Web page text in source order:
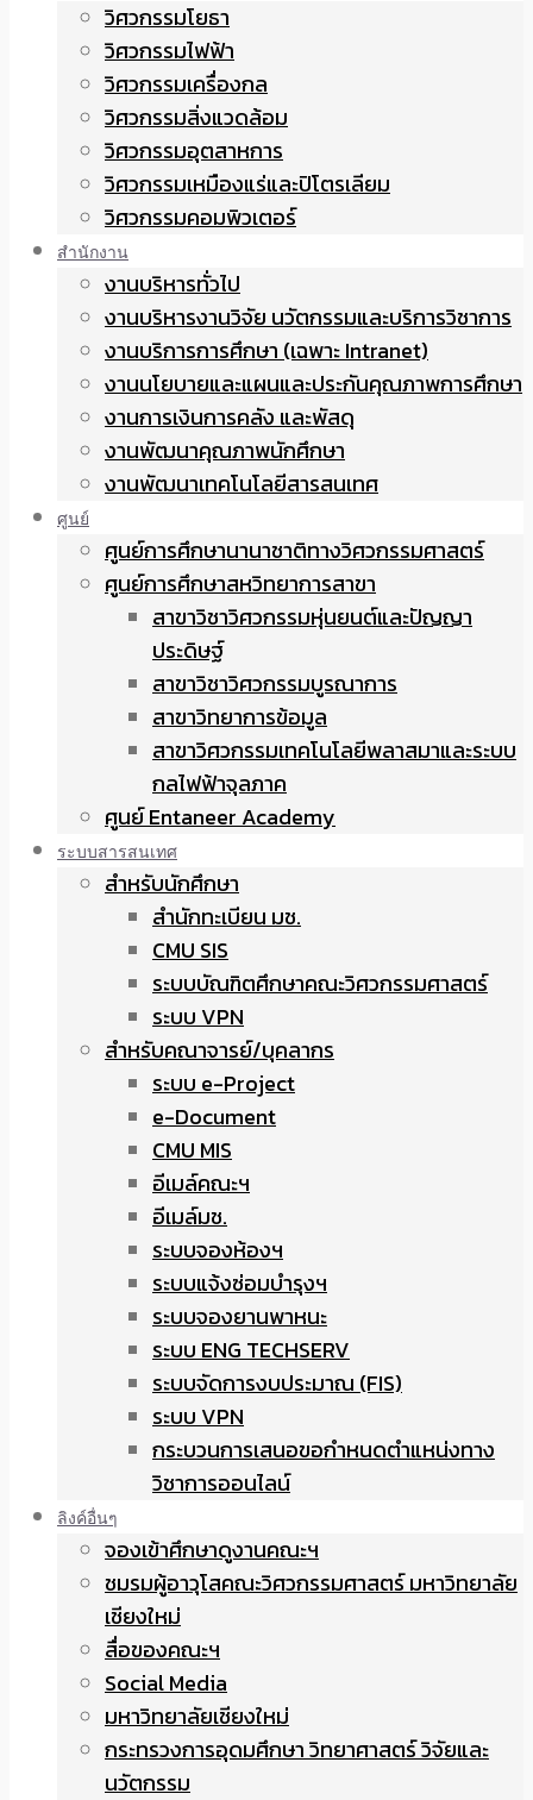
วิศวกรรมโยธา
วิศวกรรมไฟฟ้า
วิศวกรรมเครื่องกล
วิศวกรรมสิ่งแวดล้อม
วิศวกรรมอุตสาหการ
วิศวกรรมเหมืองแร่และปิโตรเลียม
วิศวกรรมคอมพิวเตอร์
สำนักงาน
งานบริหารทั่วไป
งานบริหารงานวิจัย นวัตกรรมและบริการวิชาการ
งานบริการการศึกษา (เฉพาะ Intranet)
งานนโยบายและแผนและประกันคุณภาพการศึกษา
งานการเงินการคลัง และพัสดุ
งานพัฒนาคุณภาพนักศึกษา
งานพัฒนาเทคโนโลยีสารสนเทศ
ศูนย์
ศูนย์การศึกษานานาชาติทางวิศวกรรมศาสตร์
ศูนย์การศึกษาสหวิทยาการสาขา
สาขาวิชาวิศวกรรมหุ่นยนต์และปัญญา
ประดิษฐ์
สาขาวิชาวิศวกรรมบูรณาการ
สาขาวิทยาการข้อมูล
สาขาวิศวกรรมเทคโนโลยีพลาสมาและระบบ
กลไฟฟ้าจุลภาค
ศูนย์ Entaneer Academy
ระบบสารสนเทศ
สำหรับนักศึกษา
สำนักทะเบียน มช.
CMU SIS
ระบบบัณฑิตศึกษาคณะวิศวกรรมศาสตร์
ระบบ VPN
สำหรับคณาจารย์/บุคลากร
ระบบ e-Project
e-Document
CMU MIS
อีเมล์คณะฯ
อีเมล์มช.
ระบบจองห้องฯ
ระบบแจ้งซ่อมบำรุงฯ
ระบบจองยานพาหนะ
ระบบ ENG TECHSERV
ระบบจัดการงบประมาณ (FIS)
ระบบ VPN
กระบวนการเสนอขอกำหนดตำแหน่งทาง
วิชาการออนไลน์
ลิงค์อื่นๆ
จองเข้าศึกษาดูงานคณะฯ
ชมรมผู้อาวุโสคณะวิศวกรรมศาสตร์ มหาวิทยาลัย
เชียงใหม่
สื่อของคณะฯ
Social Media
มหาวิทยาลัยเชียงใหม่
กระทรวงการอุดมศึกษา วิทยาศาสตร์ วิจัยและ
นวัตกรรม